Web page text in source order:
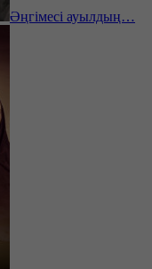
Әңгімесі ауылдың…